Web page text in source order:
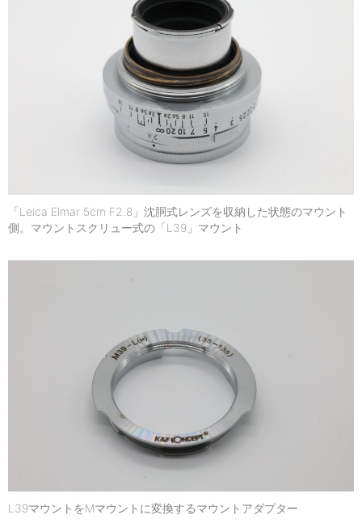
「Leica Elmar 5cm F2.8」沈胴式レンズを収納した状態のマウント
側。マウントスクリュー式の「L39」マウント
L39マウントをMマウントに変換するマウントアダプター